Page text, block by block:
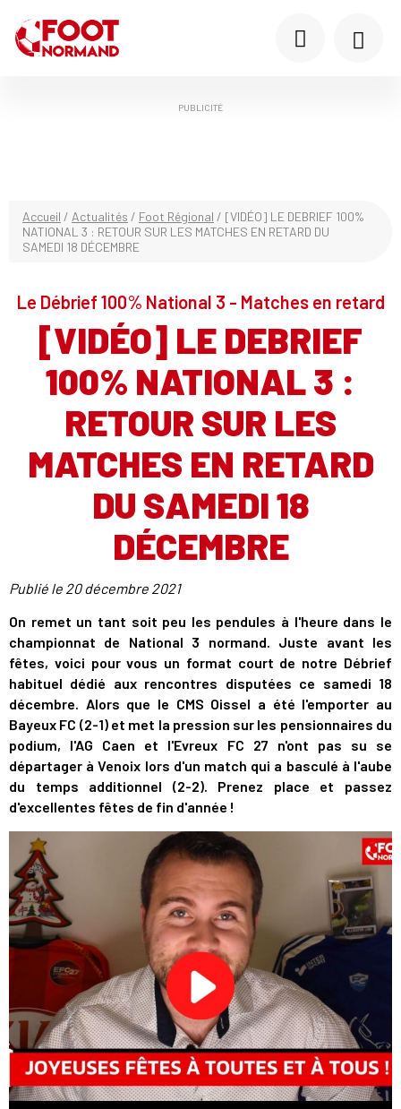
PUBLICITÉ
Accueil / Actualités / Foot Régional / [VIDÉO] LE DEBRIEF 100%
NATIONAL 3 : RETOUR SUR LES MATCHES EN RETARD DU
SAMEDI 18 DÉCEMBRE
Le Débrief 100% National 3 - Matches en retard
[VIDÉO] LE DEBRIEF
100% NATIONAL 3 :
RETOUR SUR LES
MATCHES EN RETARD
DU SAMEDI 18
DÉCEMBRE
Publié le 20 décembre 2021
On remet un tant soit peu les pendules à l'heure dans le
championnat de National 3 normand. Juste avant les
fêtes, voici pour vous un format court de notre Débrief
habituel dédié aux rencontres disputées ce samedi 18
décembre. Alors que le CMS Oissel a été l'emporter au
Bayeux FC (2-1) et met la pression sur les pensionnaires du
podium, l'AG Caen et l'Evreux FC 27 n'ont pas su se
départager à Venoix lors d'un match qui a basculé à l'aube
du temps additionnel (2-2). Prenez place et passez
d'excellentes fêtes de fin d'année !